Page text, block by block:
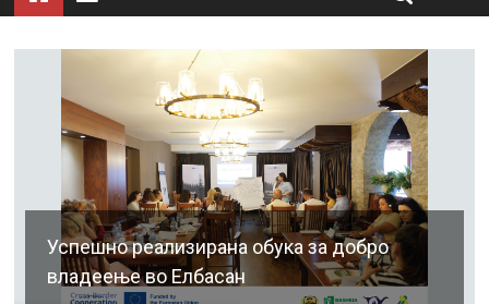
Успешно реализирана обука за добро
владеење во Елбасан